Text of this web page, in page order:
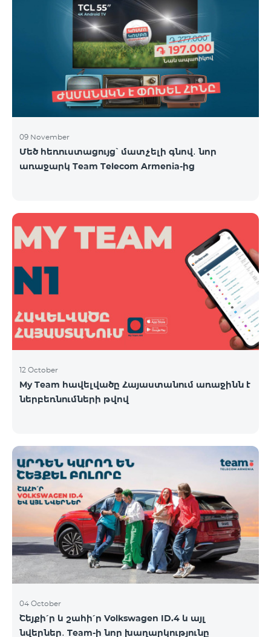
09 November
Մեծ հեռուստացույց՝ մատչելի գնով․ նոր
առաջարկ Team Telecom Armenia-ից
12 October
My Team հավելվածը Հայաստանում առաջինն է
ներբեռնումների թվով
04 October
Շեյքի՛ր և շահի՛ր Volkswagen ID.4 և այլ
նվերներ․ Team-ի նոր խաղարկությունը